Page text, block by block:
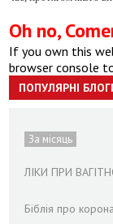
Oh no,
If you own this
browser console
ПОПУЛЯРНІ
За місяць
ЛІКИ ПРИ
Біблія про